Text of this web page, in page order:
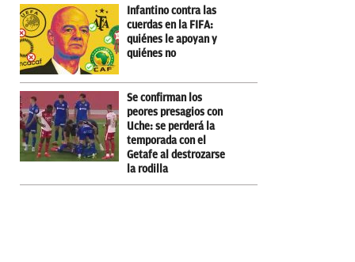
Infantino contra las
cuerdas en la FIFA:
quiénes le apoyan y
quiénes no
Se confirman los
peores presagios con
Uche: se perderá la
temporada con el
Getafe al destrozarse
la rodilla